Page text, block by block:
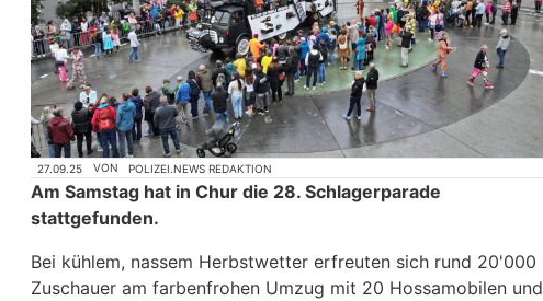
27.09.25 VON POLIZEI.NEWS REDAKTION
Am Samstag hat in Chur die 28. Schlagerparade
stattgefunden.
Bei kühlem, nassem Herbstwetter erfreuten sich rund 20'000
Zuschauer am farbenfrohen Umzug mit 20 Hossamobilen und